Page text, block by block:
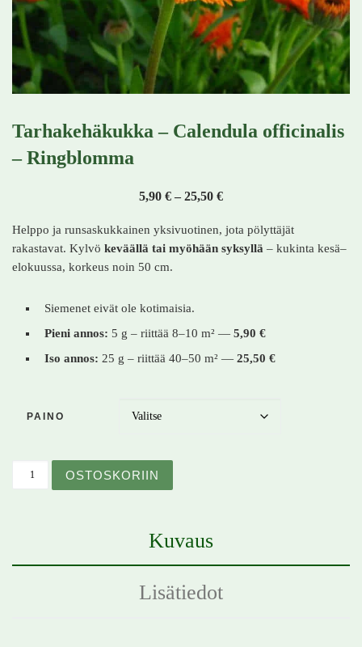
Tarhakehäkukka – Calendula officinalis
– Ringblomma
5,90 € – 25,50 €Hintaluokka: 5,90 € -
Helppo ja runsaskukkainen yksivuotinen, jota pölyttäjät
rakastavat. Kylvö keväällä tai myöhään syksyllä – kukinta kesä–
elokuussa, korkeus noin 50 cm.
Siemenet eivät ole kotimaisia.
Pieni annos: 5 g – riittää 8–10 m² — 5,90 €
Iso annos: 25 g – riittää 40–50 m² — 25,50 €
PAINO
OSTOSKORIIN
Kuvaus
Lisätiedot